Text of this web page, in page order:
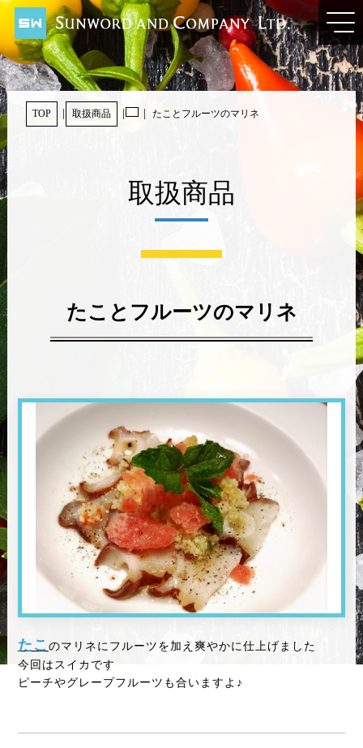
TOP 取扱商品 たことフルーツのマリネ
取扱商品
たことフルーツのマリネ
たこ のマリネにフルーツを加え爽やかに仕上げました
今回はスイカです
ピーチやグレープフルーツも合いますよ♪